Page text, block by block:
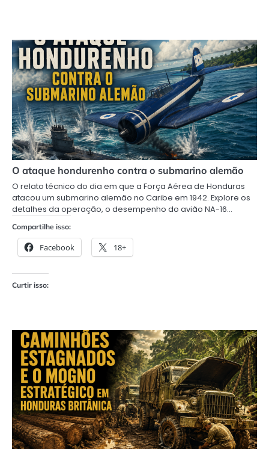
O ataque hondurenho contra o submarino alemão
O relato técnico do dia em que a Força Aérea de Honduras
atacou um submarino alemão no Caribe em 1942. Explore os
detalhes da operação, o desempenho do avião NA-16…
Compartilhe isso:
Facebook 18+
Curtir isso: